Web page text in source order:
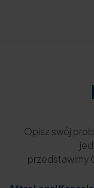
Opisz swój
przedstawimy